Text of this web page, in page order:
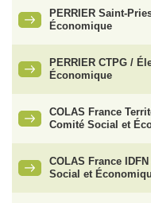
PERRIER Saint-
Économique
PERRIER CTPG /
Économique
COLAS France
Comité Social et
COLAS France
Social et